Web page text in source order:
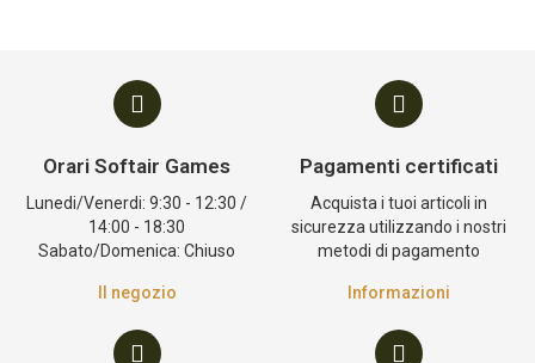
Orari Softair Games
Lunedi/Venerdi: 9:30 - 12:30 /
14:00 - 18:30
Sabato/Domenica: Chiuso
Il negozio
Pagamenti certificati
Acquista i tuoi articoli in
sicurezza utilizzando i nostri
metodi di pagamento
Informazioni